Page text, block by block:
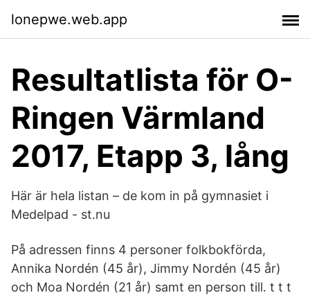
lonepwe.web.app
Resultatlista för O-
Ringen Värmland
2017, Etapp 3, lång
Här är hela listan – de kom in på gymnasiet i
Medelpad - st.nu
På adressen finns 4 personer folkbokförda,
Annika Nordén (45 år), Jimmy Nordén (45 år)
och Moa Nordén (21 år) samt en person till. t t t